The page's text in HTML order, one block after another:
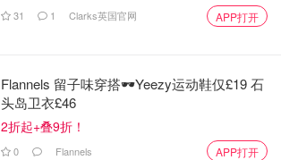
31 1 Clarks英国官网 APP打开
Flannels 留子味穿搭🕶️Yeezy运动鞋仅£19 石
头岛卫衣£46
2折起+叠9折！
0 Flannels APP打开